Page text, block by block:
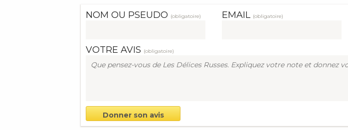
NOM OU PSEUDO (obligatoire) EMAIL (obligatoire)
VOTRE AVIS (obligatoire)